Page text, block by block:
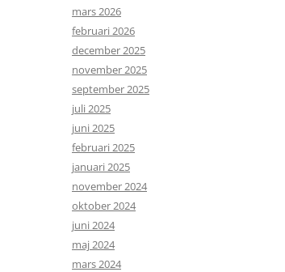
mars 2026
februari 2026
december 2025
november 2025
september 2025
juli 2025
juni 2025
februari 2025
januari 2025
november 2024
oktober 2024
juni 2024
maj 2024
mars 2024